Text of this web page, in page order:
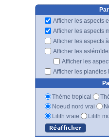
Afficher les aspects
Afficher les aspects
Afficher les aspects
Afficher les
Afficher les
Afficher les planètes
Thème tropical
Noeud nord vrai
Lilith vraie
Lilith